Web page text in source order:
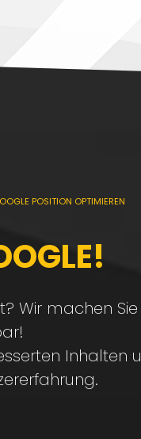
POSITION OPTIMIEREN
Wir machen Sie
Inhalten